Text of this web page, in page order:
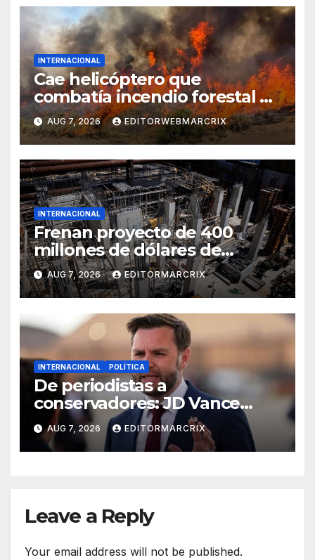
INTERNACIONAL
Cae helicóptero que
combatía incendio forestal en
Utah
AUG 7, 2026 EDITORWEBMARCRIX
INTERNACIONAL
Frenan proyecto de 400
millones de dólares de
Trump en la Casa Blanca
AUG 7, 2026 EDITORMARCRIX
INTERNACIONAL POLÍTICA
De periodistas a
conservadores: JD Vance
intensifica sus ataques desde
las redes
AUG 7, 2026 EDITORMARCRIX
Leave a Reply
Your email address will not be published.